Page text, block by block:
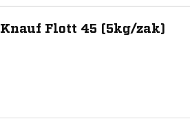
Knauf Flott 45 (5kg/zak)